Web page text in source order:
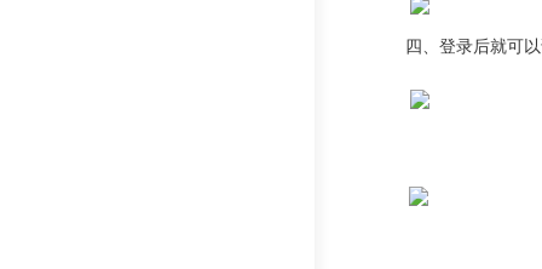
四、 登录后就可